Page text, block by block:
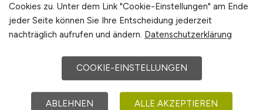
Beliebte Jobs inHemer/Branchen:Maschinen- und
Anlagenbau, Logistik, Metallverarbeitung,
Papierherstellung, Dienstleistungen,
Beliebte Arbeitgeber in Hemer, die attraktive
Jobangebote bieten
Drahtwerk Friedrich Lötters
GmbH & Co. KG, Logistikzentrum Lenninghaus
Cookies zu. Unter dem Link "Cookie-Einstellungen" am Ende
jeder Seite können Sie Ihre Entscheidung jederzeit
nachträglich aufrufen und ändern. Datenschutzerklärung
COOKIE-EINSTELLUNGEN
ABLEHNEN ALLE AKZEPTIEREN